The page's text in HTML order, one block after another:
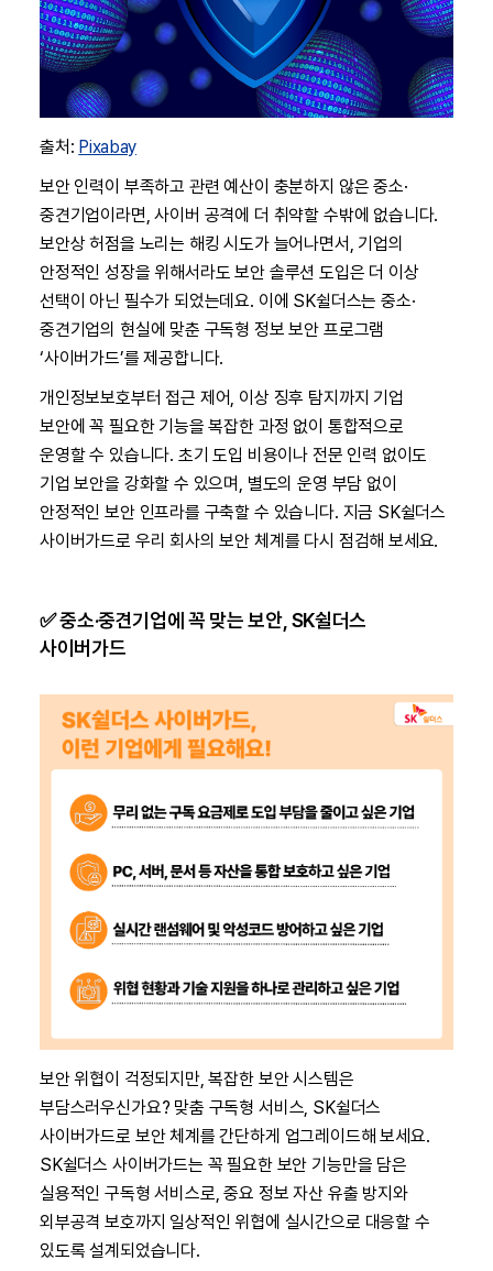
출처: Pixabay
보안 인력이 부족하고 관련 예산이 충분하지 않은 중소·
중견기업이라면, 사이버 공격에 더 취약할 수밖에 없습니다.
보안상 허점을 노리는 해킹 시도가 늘어나면서, 기업의
안정적인 성장을 위해서라도 보안 솔루션 도입은 더 이상
선택이 아닌 필수가 되었는데요. 이에 SK쉴더스는 중소·
중견기업의 현실에 맞춘 구독형 정보 보안 프로그램
‘사이버가드’를 제공합니다.
개인정보보호부터 접근 제어, 이상 징후 탐지까지 기업
보안에 꼭 필요한 기능을 복잡한 과정 없이 통합적으로
운영할 수 있습니다. 초기 도입 비용이나 전문 인력 없이도
기업 보안을 강화할 수 있으며, 별도의 운영 부담 없이
안정적인 보안 인프라를 구축할 수 있습니다. 지금 SK쉴더스
사이버가드로 우리 회사의 보안 체계를 다시 점검해 보세요.
✅중소·중견기업에 꼭 맞는 보안, SK쉴더스
사이버가드
보안 위협이 걱정되지만, 복잡한 보안 시스템은
부담스러우신가요? 맞춤 구독형 서비스, SK쉴더스
사이버가드로 보안 체계를 간단하게 업그레이드해 보세요.
SK쉴더스 사이버가드는 꼭 필요한 보안 기능만을 담은
실용적인 구독형 서비스로, 중요 정보 자산 유출 방지와
외부공격 보호까지 일상적인 위협에 실시간으로 대응할 수
있도록 설계되었습니다.